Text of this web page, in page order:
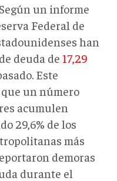
un informe
Federal de
han
deuda de17,29
Este
un número
acumulen
29,6% de los
más
demoras
durante el